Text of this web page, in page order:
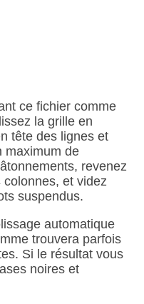
ce fichier comme
la grille en
tête des lignes et
maximum de
revenez
et videz
suspendus.
automatique
trouvera parfois
Si le résultat vous
noires et